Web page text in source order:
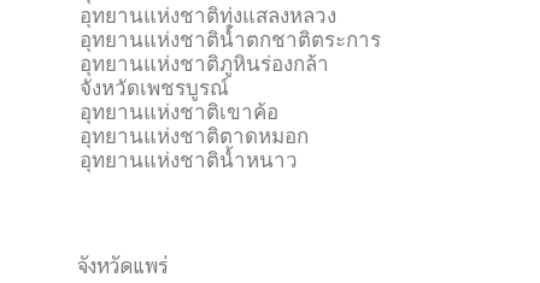
อุทยานแห่งชาติทุ่งแสลงหลวง
อุทยานแห่งชาติน้ำตกชาติตระการ
อุทยานแห่งชาติภูหินร่องกล้า
จังหวัดเพชรบูรณ์
อุทยานแห่งชาติเขาค้อ
อุทยานแห่งชาติตาดหมอก
อุทยานแห่งชาติน้ำหนาว
จังหวัดแพร่